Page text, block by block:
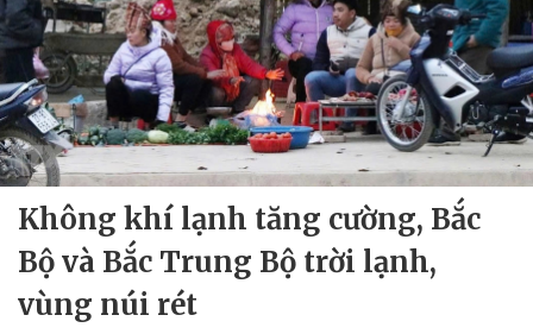
Không khí lạnh tăng cường, Bắc
Bộ và Bắc Trung Bộ trời lạnh,
vùng núi rét